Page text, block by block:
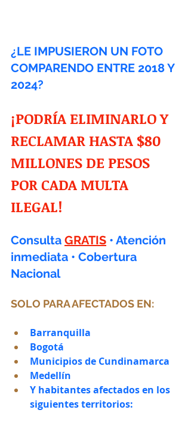
¿LE IMPUSIERON UN FOTO
COMPARENDO ENTRE 2018 Y
2024?
¡PODRÍA ELIMINARLO Y
RECLAMAR HASTA $80
MILLONES DE PESOS
POR CADA MULTA
ILEGAL!
Consulta GRATIS • Atención
inmediata • Cobertura
Nacional
SOLO PARA AFECTADOS EN:
Barranquilla
Bogotá
Municipios de Cundinamarca
Medellín
Y habitantes afectados en los
siguientes territorios: